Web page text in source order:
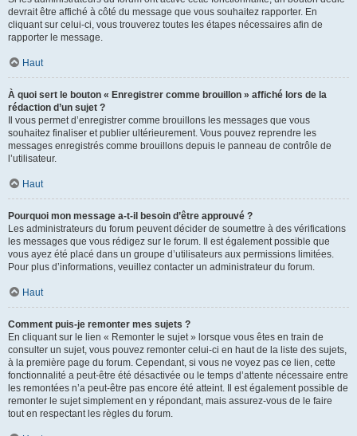
devrait être affiché à côté du message que vous souhaitez rapporter. En
cliquant sur celui-ci, vous trouverez toutes les étapes nécessaires afin de
rapporter le message.
Haut
À quoi sert le bouton « Enregistrer comme brouillon » affiché lors de la
rédaction d’un sujet ?
Il vous permet d’enregistrer comme brouillons les messages que vous
souhaitez finaliser et publier ultérieurement. Vous pouvez reprendre les
messages enregistrés comme brouillons depuis le panneau de contrôle de
l’utilisateur.
Haut
Pourquoi mon message a-t-il besoin d’être approuvé ?
Les administrateurs du forum peuvent décider de soumettre à des vérifications
les messages que vous rédigez sur le forum. Il est également possible que
vous ayez été placé dans un groupe d’utilisateurs aux permissions limitées.
Pour plus d’informations, veuillez contacter un administrateur du forum.
Haut
Comment puis-je remonter mes sujets ?
En cliquant sur le lien « Remonter le sujet » lorsque vous êtes en train de
consulter un sujet, vous pouvez remonter celui-ci en haut de la liste des sujets,
à la première page du forum. Cependant, si vous ne voyez pas ce lien, cette
fonctionnalité a peut-être été désactivée ou le temps d’attente nécessaire entre
les remontées n’a peut-être pas encore été atteint. Il est également possible de
remonter le sujet simplement en y répondant, mais assurez-vous de le faire
tout en respectant les règles du forum.